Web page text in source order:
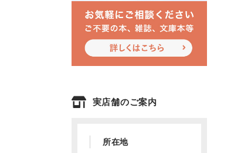
実店舗のご案内
所在地